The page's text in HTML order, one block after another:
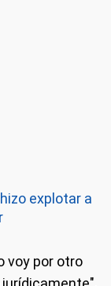
explotar a
voy por otro